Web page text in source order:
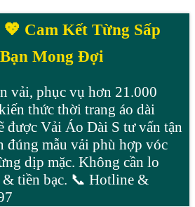
Cam Kết Từng Sấp
Mong Đợi
vải, phục vụ hơn 21.000
thức thời trang áo dài
được Vải Áo Dài S tư vấn tận
đúng mẫu vải phù hợp vóc
dịp mặc. Không cần lo
tiền bạc. 📞 Hotline &